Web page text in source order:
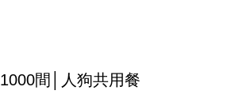
間│人狗共用餐